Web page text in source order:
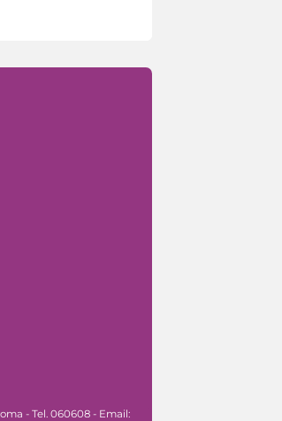
- Tel. 060608 - Email: